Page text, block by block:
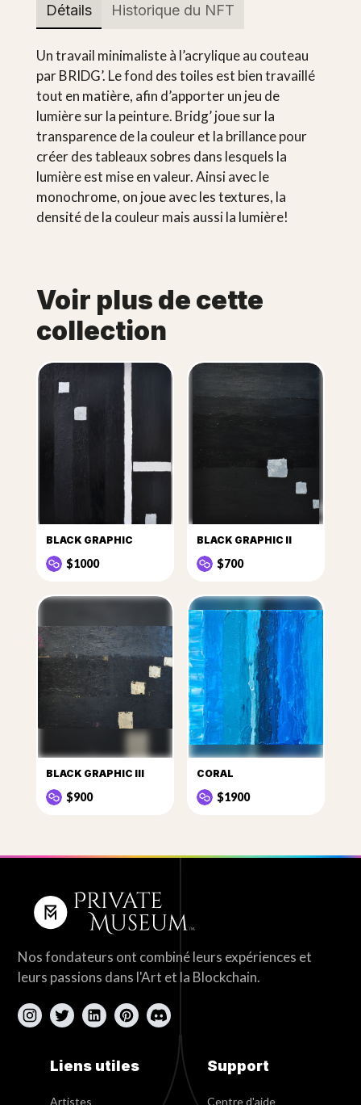
Détails Historique du NFT
Un travail minimaliste à l’acrylique au couteau
par BRIDG’. Le fond des toiles est bien travaillé
tout en matière, afin d’apporter un jeu de
lumière sur la peinture. Bridg’ joue sur la
transparence de la couleur et la brillance pour
créer des tableaux sobres dans lesquels la
lumière est mise en valeur. Ainsi avec le
monochrome, on joue avec les textures, la
densité de la couleur mais aussi la lumière!
Voir plus de cette
collection
BLACK GRAPHIC
$1000
BLACK GRAPHIC II
$700
BLACK GRAPHIC III
$900
CORAL
$1900
Nos fondateurs ont combiné leurs expériences et
leurs passions dans l'Art et la Blockchain.
Liens utiles
Artistes
Support
Centre d'aide